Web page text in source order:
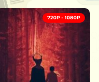
720P - 1080P